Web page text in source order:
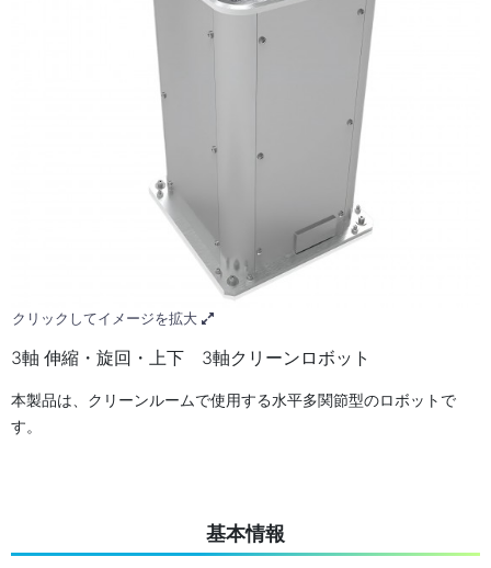
クリックしてイメージを拡大
3軸 伸縮・旋回・上下 3軸クリーンロボット
本製品は、クリーンルームで使用する水平多関節型のロボットで
す。
基本情報